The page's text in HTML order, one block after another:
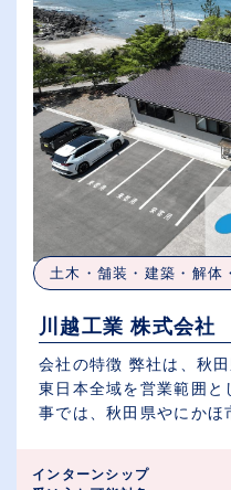
土木・舗装・建築・解体
川越工業 株式会社
会社の特徴 弊社は、秋
東日本全域を営業範囲と
事では、秋田県やにかほ
インターンシップ